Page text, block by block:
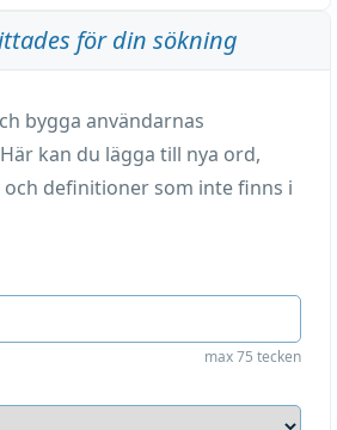
för din sökning
bygga användarnas
kan du lägga till nya ord,
definitioner som inte finns i
max 75 tecken